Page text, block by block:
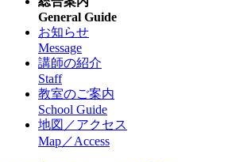
General Guide
お知らせ
Message
講師の紹介
Staff
教室のご案内
School Guide
地図／アクセス
Map／Access